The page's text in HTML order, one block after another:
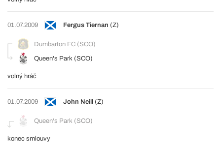
01.07.2009 Fergus Tiernan (Z)
Dumbarton FC (SCO)
Queen's Park (SCO)
volný hráč
01.07.2009 John Neill (Z)
Queen's Park (SCO)
konec smlouvy